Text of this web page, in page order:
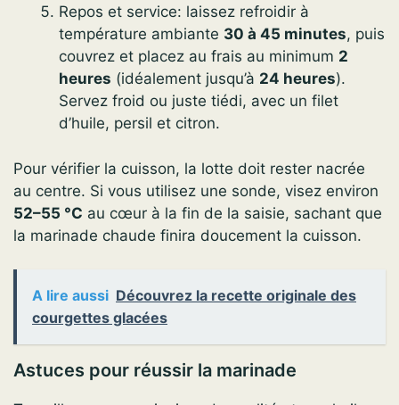
Repos et service: laissez refroidir à
température ambiante 30 à 45 minutes, puis
couvrez et placez au frais au minimum 2
heures (idéalement jusqu’à 24 heures).
Servez froid ou juste tiédi, avec un filet
d’huile, persil et citron.
Pour vérifier la cuisson, la lotte doit rester nacrée
au centre. Si vous utilisez une sonde, visez environ
52–55 °C au cœur à la fin de la saisie, sachant que
la marinade chaude finira doucement la cuisson.
A lire aussi Découvrez la recette originale des
courgettes glacées
Astuces pour réussir la marinade